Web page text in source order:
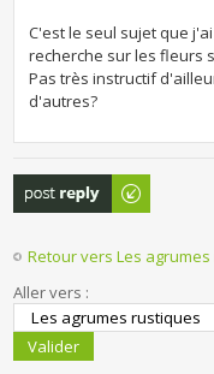
C'est le seul sujet que
recherche sur les fleurs
Pas très instructif
d'autres?
Publier une
réponse
Retour vers Les
Aller vers :